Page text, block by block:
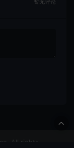
暂无评论
All rights